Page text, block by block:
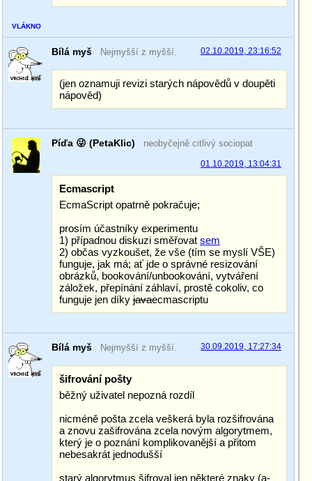
VLÁKNO
Bílá myš Nejmyšší z myšší. 02.10.2019, 23:16:52
(jen oznamuji revizi starých nápovědů v doupěti
nápověd)
Píďa 😜 (PetaKlic) neobyčejně citlivý sociopat
01.10.2019, 13:04:31
Ecmascript
EcmaScript opatrně pokračuje;
prosím účastníky experimentu
1) případnou diskuzi směřovat sem
2) občas vyzkoušet, že vše (tím se myslí VŠE)
funguje, jak má; ať jde o správné resizování
obrázků, bookování/unbookování, vytváření
záložek, přepínání záhlaví, prostě cokoliv, co
funguje jen díky javaecmascriptu
Bílá myš Nejmyšší z myšší. 30.09.2019, 17:27:34
šifrování pošty
běžný uživatel nepozná rozdíl
nicméně pošta zcela veškerá byla rozšifrována
a znovu zašifrována zcela novým algorytmem,
který je o poznání komplikovanější a přitom
nebesakrát jednodušší
starý algorytmus šifroval jen některé znaky (a-